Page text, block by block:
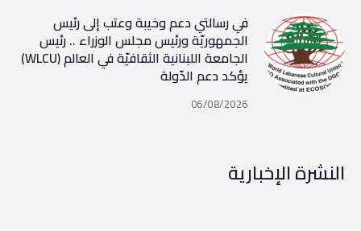
في رسالتي دعم وخيبة وعتب إلى رئيس
الجمهوريّة ورئيس مجلس الوزراء .. رئيس
الجامعة اللبنانية الثقافيّة في العالم (WLCU)
يؤكد دعم الدّولة
06/08/2026
النشرة الإخبارية